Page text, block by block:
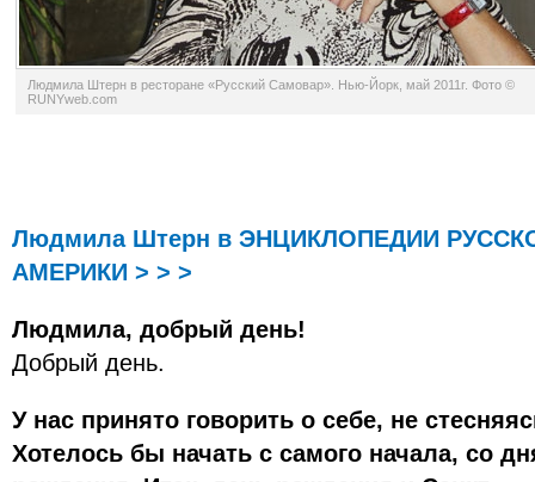
Людмила Штерн в ресторане «Русский Самовар». Нью-Йорк, май 2011г. Фото ©
RUNYweb.com
Людмила Штерн в ЭНЦИКЛОПЕДИИ
АМЕРИКИ > > >
Людмила, добрый день!
Добрый день.
У нас принято говорить о себе, не
Хотелось бы начать с самого начала, со